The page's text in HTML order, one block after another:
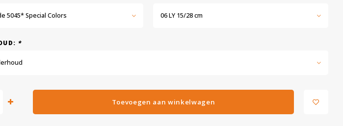
5045* Special Colors 06 LY 15/28 cm
*
Toevoegen aan winkelwagen